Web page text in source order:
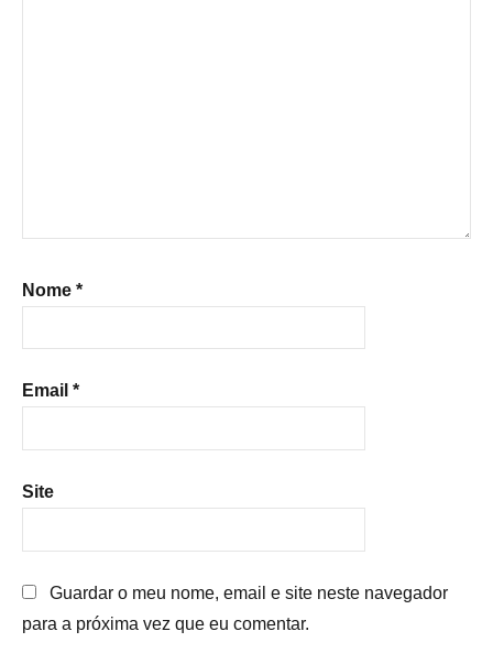
Nome *
Email *
Site
Guardar o meu nome, email e site neste navegador
para a próxima vez que eu comentar.